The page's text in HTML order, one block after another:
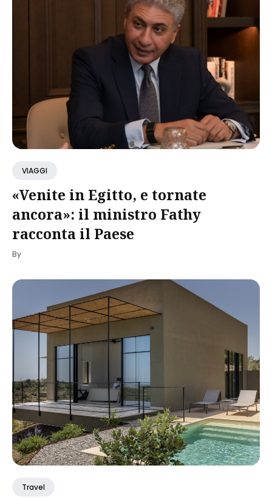
VIAGGI
«Venite in Egitto, e tornate
ancora»: il ministro Fathy
racconta il Paese
By
Travel